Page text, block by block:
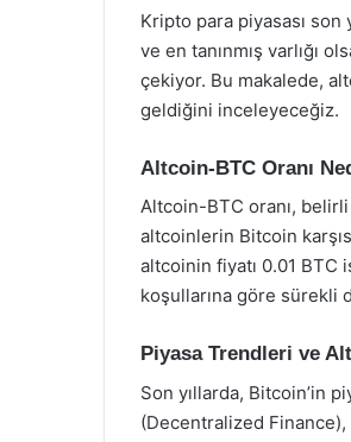
Kripto para piyasası
ve en tanınmış varlığı
çekiyor. Bu makalede,
geldiğini inceleyeceğiz.
Altcoin-BTC Oranı
Altcoin-BTC oranı, belirli
altcoinlerin Bitcoin
altcoinin fiyatı 0.01 BTC
koşullarına göre sürekli
Piyasa Trendleri ve
Son yıllarda, Bitcoin’in
(Decentralized